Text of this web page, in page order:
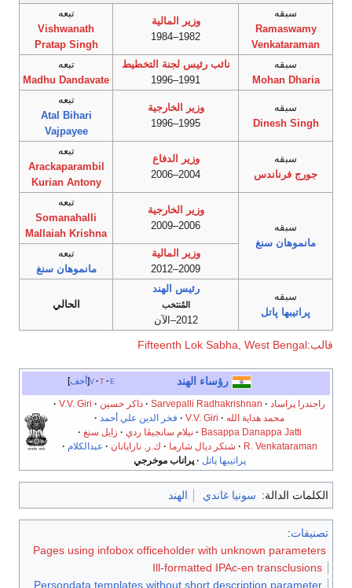
سبقه
Ramaswamy
Venkataraman
وزير المالية
1982–1984
تبعه
Vishwanath
Pratap Singh
سبقه
Mohan Dharia
نائب رئيس لجنة التخطيط
1991–1996
تبعه
Madhu Dandavate
سبقه
Dinesh Singh
وزير الخارجية
1995–1996
تبعه
Atal Bihari
Vajpayee
سبقه
جورج فرناندس
وزير الدفاع
2004–2006
تبعه
Arackaparambil
Kurian Antony
سبقه
مانموهان سنغ
وزير الخارجية
2006–2009
تبعه
Somanahalli
Mallaiah Krishna
وزير المالية
2009–2012
تبعه
مانموهان سنغ
سبقه
پراتيبها پاتل
رئيس الهند
المُنتخب
2012–الآن
الحالي
قالب:Fifteenth Lok Sabha, West Bengal
أخف v t e رؤساء الهند
راجندرا پراساد ·
Sarvepalli Radhakrishnan
· ذاكر حسين ·
V.V. Giri
·
محمد هداية الله ·
V.V. Giri
· فخر الدين علي أحمد ·
Basappa Danappa Jatti
· نيلام سانجيڤا ردي · زايل سنغ ·
R. Venkataraman
· شنكر ديال شارما · ك.ر. نارايانان · عبدالكلام ·
پراتيبها پاتل · پراناب موخرجي
الكلمات الدالة: سونيا غاندي الهند
تصنيفات:
Pages using infobox officeholder with unknown parameters
Ill-formatted IPAc-en transclusions
Persondata templates without short description parameter